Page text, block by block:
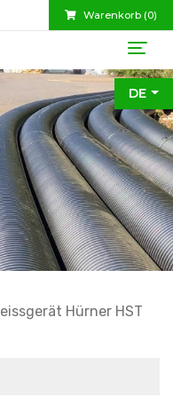
Warenkorb (0)
DE
Hürner HST